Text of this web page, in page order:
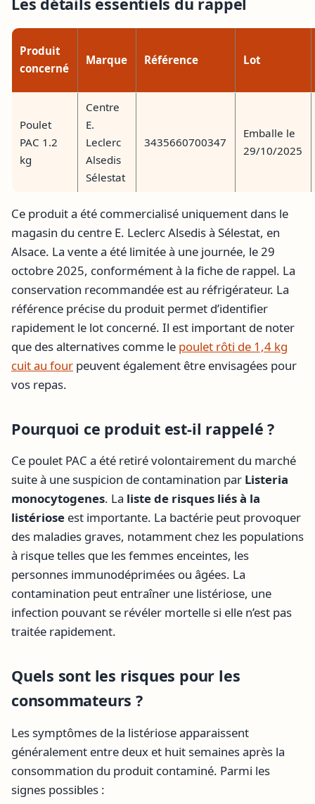
Produit
concerné
Marque Référence Lot
Poulet
PAC 1.2
kg
Centre
E.
Leclerc
Alsedis
Sélestat
3435660700347
Emballe le
29/10/2025
Ce produit a été commercialisé uniquement dans le
magasin du centre E. Leclerc Alsedis à Sélestat, en
Alsace. La vente a été limitée à une journée, le 29
octobre 2025, conformément à la fiche de rappel. La
conservation recommandée est au réfrigérateur. La
référence précise du produit permet d’identifier
rapidement le lot concerné. Il est important de noter
que des alternatives comme le poulet rôti de 1,4 kg
cuit au four peuvent également être envisagées pour
vos repas.
Pourquoi ce produit est-il rappelé ?
Ce poulet PAC a été retiré volontairement du marché
suite à une suspicion de contamination par Listeria
monocytogenes. La liste de risques liés à la
listériose est importante. La bactérie peut provoquer
des maladies graves, notamment chez les populations
à risque telles que les femmes enceintes, les
personnes immunodéprimées ou âgées. La
contamination peut entraîner une listériose, une
infection pouvant se révéler mortelle si elle n’est pas
traitée rapidement.
Quels sont les risques pour les
consommateurs ?
Les symptômes de la listériose apparaissent
généralement entre deux et huit semaines après la
consommation du produit contaminé. Parmi les
signes possibles :